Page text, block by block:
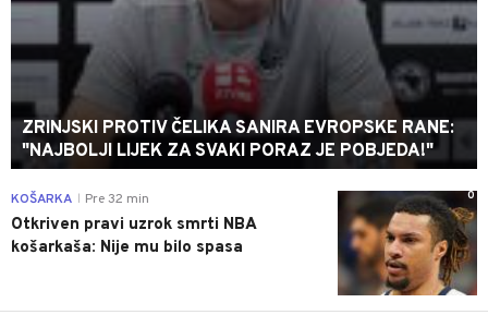
ZRINJSKI PROTIV ČELIKA SANIRA EVROPSKE RANE:
"NAJBOLJI LIJEK ZA SVAKI PORAZ JE POBJEDA!"
0
KOŠARKA Pre 32 min
Otkriven pravi uzrok smrti NBA
košarkaša: Nije mu bilo spasa